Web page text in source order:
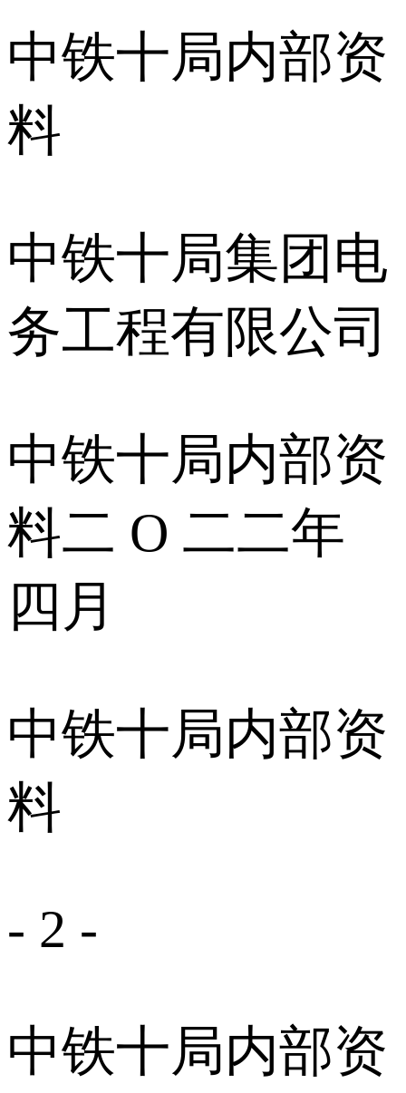
中铁十局内部资
料
中铁十局集团电
务工程有限公司
中铁十局内部资
料二 O 二二年
四月
中铁十局内部资
料
- 2 -
中铁十局内部资